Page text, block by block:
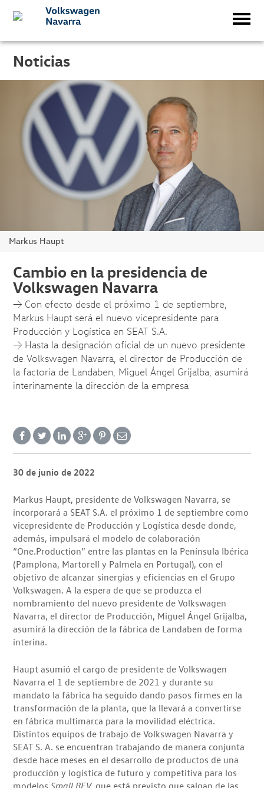
Noticias
Markus Haupt
Cambio en la presidencia de
Volkswagen Navarra
→ Con efecto desde el próximo 1 de septiembre,
Markus Haupt será el nuevo vicepresidente para
Producción y Logística en SEAT S.A.
→ Hasta la designación oficial de un nuevo presidente
de Volkswagen Navarra, el director de Producción de
la factoría de Landaben, Miguel Ángel Grijalba, asumirá
interinamente la dirección de la empresa
30 de junio de 2022
Markus Haupt, presidente de Volkswagen Navarra, se
incorporará a SEAT S.A. el próximo 1 de septiembre como
vicepresidente de Producción y Logística desde donde,
además, impulsará el modelo de colaboración
“One.Production” entre las plantas en la Península Ibérica
(Pamplona, Martorell y Palmela en Portugal), con el
objetivo de alcanzar sinergias y eficiencias en el Grupo
Volkswagen. A la espera de que se produzca el
nombramiento del nuevo presidente de Volkswagen
Navarra, el director de Producción, Miguel Ángel Grijalba,
asumirá la dirección de la fábrica de Landaben de forma
interina.
Haupt asumió el cargo de presidente de Volkswagen
Navarra el 1 de septiembre de 2021 y durante su
mandato la fábrica ha seguido dando pasos firmes en la
transformación de la planta, que la llevará a convertirse
en fábrica multimarca para la movilidad eléctrica.
Distintos equipos de trabajo de Volkswagen Navarra y
SEAT S. A. se encuentran trabajando de manera conjunta
desde hace meses en el desarrollo de productos de una
producción y logística de futuro y competitiva para los
modelosSmall BEV, que está previsto que salgan de las